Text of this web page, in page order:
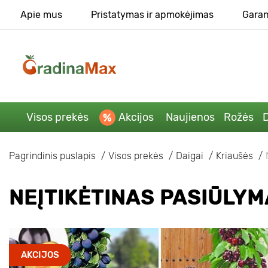
Apie mus Pristatymas ir apmokėjimas
Visos prekės Akcijos Naujienos Rožės
Pagrindinis puslapis Visos prekės Daigai Kriaušės
NEĮTIKĖTINAS
AKCIJOS